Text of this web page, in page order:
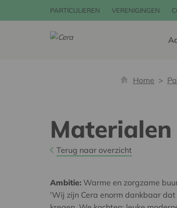
PARTICULIEREN VERENIGINGEN
Home
Terug naar overzicht
Ambitie: Warme en zorgzame
'Wij zijn Cera enorm dankbaar